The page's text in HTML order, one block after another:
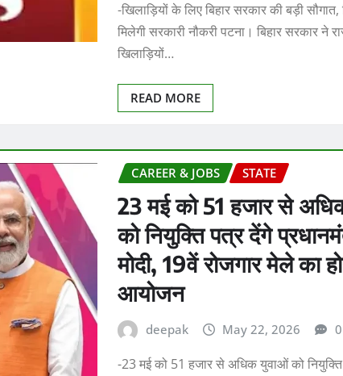
-खिलाड़ियों के लिए बिहार सरकार की बड़ी सौगात,
मिलेगी सरकारी नौकरी पटना। बिहार सरकार ने
खिलाड़ियों…
READ MORE
CAREER & JOBS STATE
23 मई को 51 हजार से
को नियुक्ति पत्र देंगे
मोदी, 19वें रोजगार मेले का
आयोजन
deepak May 22, 2026 0
-23 मई को 51 हजार से अधिक युवाओं को